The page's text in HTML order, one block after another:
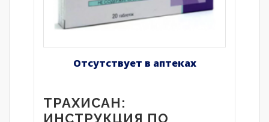
Отсутствует в аптеках
ТРАХИСАН:
ИНСТРУКЦИЯ ПО